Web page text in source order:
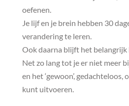
oefenen.
Je lijf en je brein hebben 30
verandering te leren.
Ook daarna blijft het belangrijk
Net zo lang tot je er niet meer
en het ‘gewoon’, gedachteloos,
kunt uitvoeren.